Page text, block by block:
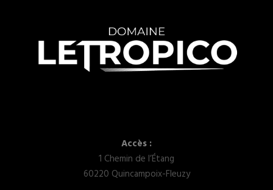
Accès :
1 Chemin de l’Étang
60220 Quincampoix-Fleuzy